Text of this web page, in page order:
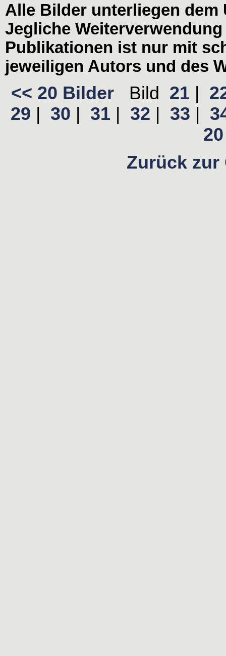
Alle Bilder unterliegen dem
Jegliche
Publikationen ist nur mit
jeweiligen Autors und des
<< 20 Bilder Bild 21 |
29 | 30 | 31 | 32 | 33 |
20
Zurück zur